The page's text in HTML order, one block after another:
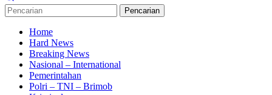
Pencarian
Home
Hard News
Breaking News
Nasional – International
Pemerintahan
Polri – TNI – Brimob